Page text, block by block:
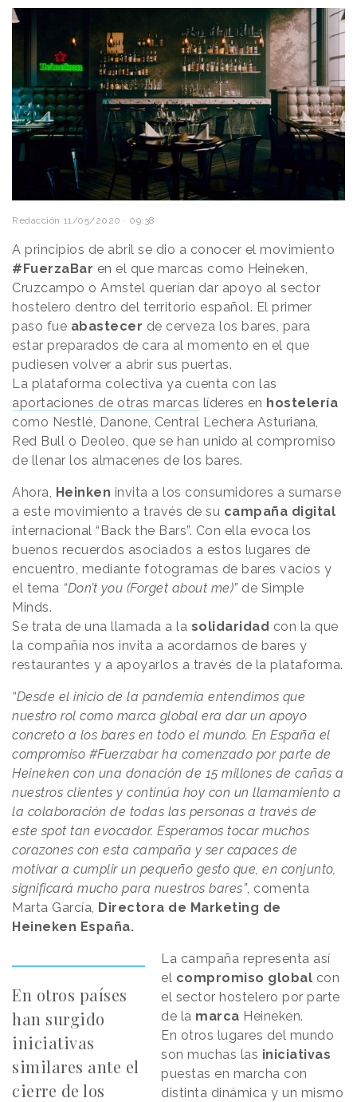
Redacción 11/05/2020 · 09:38
A principios de abril se dio a conocer el movimiento
#FuerzaBar en el que marcas como Heineken,
Cruzcampo o Amstel querían dar apoyo al sector
hostelero dentro del territorio español. El primer
paso fue abastecer de cerveza los bares, para
estar preparados de cara al momento en el que
pudiesen volver a abrir sus puertas.
La plataforma colectiva ya cuenta con las
aportaciones de otras marcas líderes en hostelería
como Nestlé, Danone, Central Lechera Asturiana,
Red Bull o Deoleo, que se han unido al compromiso
de llenar los almacenes de los bares.
Ahora, Heinken invita a los consumidores a sumarse
a este movimiento a través de su campaña digital
internacional “Back the Bars”. Con ella evoca los
buenos recuerdos asociados a estos lugares de
encuentro, mediante fotogramas de bares vacíos y
el tema “Don’t you (Forget about me)”de Simple
Minds.
Se trata de una llamada a la solidaridad con la que
la compañía nos invita a acordarnos de bares y
restaurantes y a apoyarlos a través de la plataforma.
“Desde el inicio de la pandemia entendimos que
nuestro rol como marca global era dar un apoyo
concreto a los bares en todo el mundo. En España el
compromiso #Fuerzabar ha comenzado por parte de
Heineken con una donación de 15 millones de cañas a
nuestros clientes y continúa hoy con un llamamiento a
la colaboración de todas las personas a través de
este spot tan evocador. Esperamos tocar muchos
corazones con esta campaña y ser capaces de
motivar a cumplir un pequeño gesto que, en conjunto,
significará mucho para nuestros bares”, comenta
Marta García, Directora de Marketing de
Heineken España.
En otros países
han surgido
iniciativas
similares ante el
cierre de los
La campaña representa así
el compromiso global con
el sector hostelero por parte
de la marca Heineken.
En otros lugares del mundo
son muchas las iniciativas
puestas en marcha con
distinta dinámica y un mismo